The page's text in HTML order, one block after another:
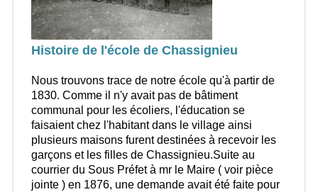
Histoire de l'école de Chassignieu
Nous trouvons trace de notre école qu'à partir de
1830. Comme il n'y avait pas de bâtiment
communal pour les écoliers, l'éducation se
faisaient chez l'habitant dans le village ainsi
plusieurs maisons furent destinées à recevoir les
garçons et les filles de Chassignieu.Suite au
courrier du Sous Préfet à mr le Maire ( voir pièce
jointe ) en 1876, une demande avait été faite pour